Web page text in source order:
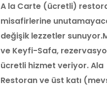
A la Carte (ücretli)
misafirlerine
değişik lezzetler
ve Keyfi-Safa,
ücretli hizmet veriyor. Ala
Restoran ve üst katı